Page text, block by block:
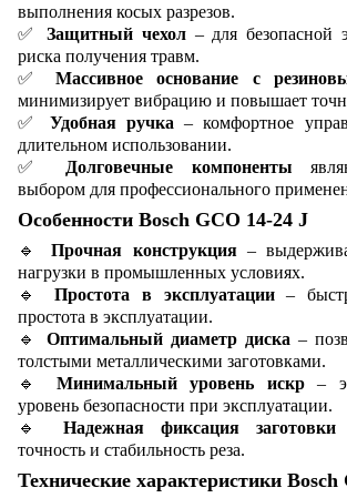
выполнения косых разрезов.
✅ Защитный чехол– для безопасной
риска получения травм.
✅Массивное основание с
минимизирует вибрацию и повышает
✅ Удобная ручка – комфортное
длительном использовании.
✅
Долговечные компоненты
выбором для профессионального
Особенности Bosch GCO 14-24 J
🔹Прочная конструкция–
нагрузки в промышленных условиях.
🔹Простота в эксплуатации–
простота в эксплуатации.
🔹 Оптимальный диаметр диска –
толстыми металлическими заготовками.
🔹 Минимальный уровень искр–
уровень безопасности при эксплуатации.
🔹Надежная фиксация заготовки
точность и стабильность реза.
Технические характеристики